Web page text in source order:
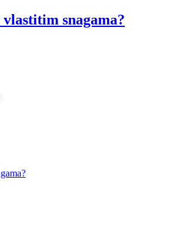
snagama?